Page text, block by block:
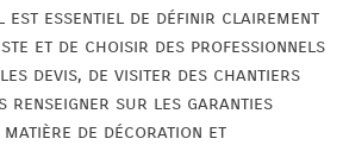
essentiel de définir clairement
et de choisir des professionnels
devis, de visiter des chantiers
renseigner sur les garanties
matière de décoration et